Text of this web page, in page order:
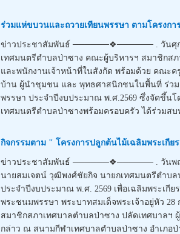
ร่วมแห่ขบวนและถวายเทียนพรรษา ตามโครงกา
ข่าวประชาสัมพันธ์ ──────❖────── . วันศุก
เทศมนตรีตำบลป่าซาง คณะผู้บริหารฯ สมาชิกสภ
และพนักงานเจ้าหน้าที่ในสังกัด พร้อมด้วย คณะ
บ้าน ผู้นำชุมชน และ พุทธศาสนิกชนในพื้นที่ ร่วม
พรรษา ประจำปีงบประมาณ พ.ศ.2569 ซึ่งจัดขึ้น
เทศมนตรีตำบลป่าซางพร้อมครอบครัว ได้ร่วมสบ
กิจกรรมตาม " โครงการปลูกต้นไม้เฉลิมพระเกีย
ข่าวประชาสัมพันธ์ ──────❖────── . วันพฤ
นายสมเจตน์ วุฒิพงศ์ชัยกิจ นายกเทศมนตรีตำบล
ประจำปีงบประมาณ พ.ศ. 2569 เพื่อเฉลิมพระเกี
พระชนมพรรษา พระบาทสมเด็จพระเจ้าอยู่หัว
สมาชิกสภาเทศบาลตำบลป่าซาง ปลัดเทศบาลฯ
กล่าว ณ สนามกีฬาเทศบาลตำบลป่าซาง อำเภอ